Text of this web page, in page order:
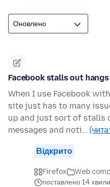
Facebook stalls out
When I use Facebook
site just has to many
up and just sort of stalls
messages and noti…
Відкрито
Firefox
Web
поставлено 14